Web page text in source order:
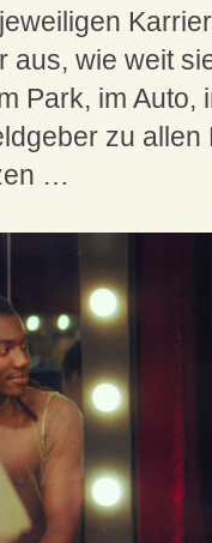
aus, wie weit
Park, im
zu
…